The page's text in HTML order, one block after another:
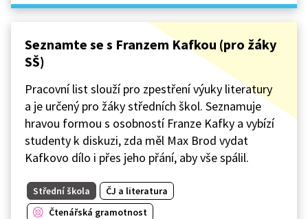
Seznamte se s Franzem Kafkou (pro žáky
SŠ)
Pracovní list slouží pro zpestření výuky literatury
a je určený pro žáky středních škol. Seznamuje
hravou formou s osobností Franze Kafky a vybízí
studenty k diskuzi, zda měl Max Brod vydat
Kafkovo dílo i přes jeho přání, aby vše spálil.
Střední škola
ČJ a literatura
Čtenářská gramotnost